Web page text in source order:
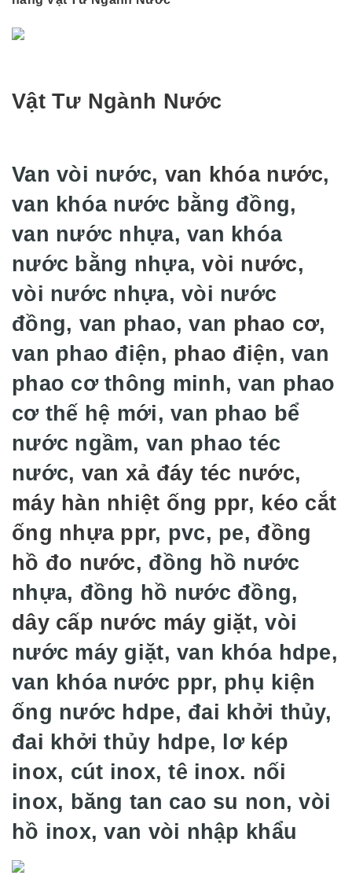
Vật Tư Ngành Nước
Van vòi nước, van khóa nước,
van khóa nước bằng đồng,
van nước nhựa, van khóa
nước bằng nhựa,vòi nước,
vòi nước nhựa, vòi nước
đồng, van phao, van phao cơ,
van phao điện, phao điện, van
phao cơ thông minh, van phao
cơ thế hệ mới, van phao bể
nước ngầm, van phao téc
nước, van xả đáy téc nước,
máy hàn nhiệt ống ppr, kéo cắt
ống nhựa ppr, pvc, pe, đồng
hồ đo nước, đồng hồ nước
nhựa, đồng hồ nước đồng,
dây cấp nước máy giặt, vòi
nước máy giặt, van khóa hdpe,
van khóa nước ppr, phụ kiện
ống nước hdpe, đai khởi thủy,
đai khởi thủy hdpe, lơ kép
inox, cút inox, tê inox. nối
inox, băng tan cao su non, vòi
hồ inox, van vòi nhập khẩu